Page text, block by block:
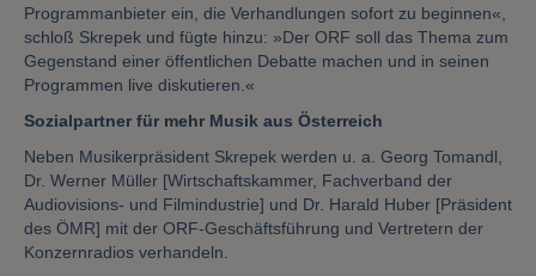
Programmanbieter ein, die Verhandlungen sofort zu beginnen«,
schloß Skrepek und fügte hinzu: »Der ORF soll das Thema zum
Gegenstand einer öffentlichen Debatte machen und in seinen
Programmen live diskutieren.«
Sozialpartner für mehr Musik aus Österreich
Neben Musikerpräsident Skrepek werden u. a. Georg Tomandl,
Dr. Werner Müller [Wirtschaftskammer, Fachverband der
Audiovisions- und Filmindustrie] und Dr. Harald Huber [Präsident
des ÖMR] mit der ORF-Geschäftsführung und Vertretern der
Konzernradios verhandeln.